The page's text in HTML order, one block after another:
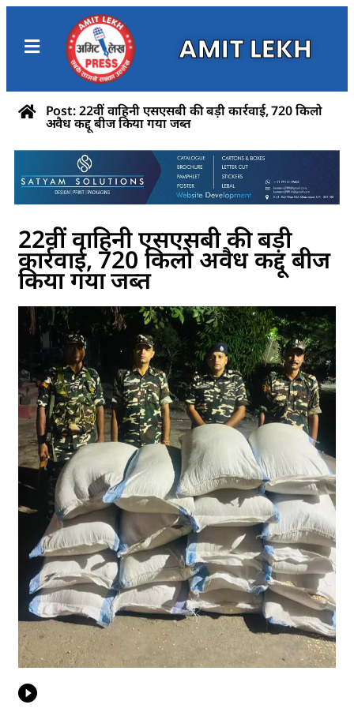
AMIT LEKH
Post: 22वीं वाहिनी एसएसबी की बड़ी कार्रवाई, 720 किलो
अवैध कद्दू बीज किया गया जब्त
22वीं वाहिनी एसएसबी की बड़ी
कार्रवाई, 720 किलो अवैध कद्दू बीज
किया गया जब्त